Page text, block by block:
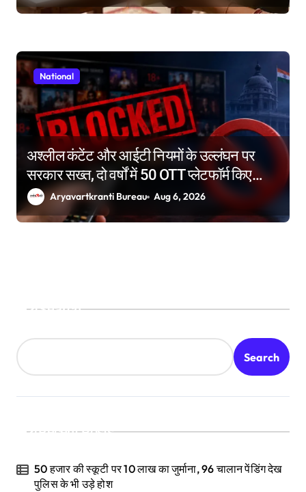
National
अश्लील कंटेंट और आईटी नियमों के उल्लंघन पर
सरकार सख्त, दो वर्षों में 50 OTT प्लेटफॉर्म किए
ब्लॉकAryavartkranti Bureau Aug 6, 2026
Search
Search
Recent Posts
50 हजार की स्कूटी पर 10 लाख का जुर्माना, 96 चालान पेंडिंग देख
पुलिस के भी उड़े होश